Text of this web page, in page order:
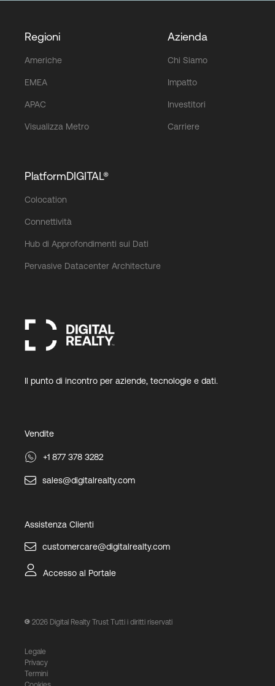
Regioni
Americhe
EMEA
APAC
Visualizza Metro
Azienda
Chi Siamo
Impatto
Investitori
Carriere
PlatformDIGITAL®
Colocation
Connettività
Hub di Approfondimenti sui Dati
Pervasive Datacenter Architecture
Il punto di incontro per aziende, tecnologie e dati.
Vendite
+1 877 378 3282
sales@digitalrealty.com
Assistenza Clienti
customercare@digitalrealty.com
Accesso al Portale
2026 Digital Realty Trust Tutti i diritti riservati
Legale
Privacy
Termini